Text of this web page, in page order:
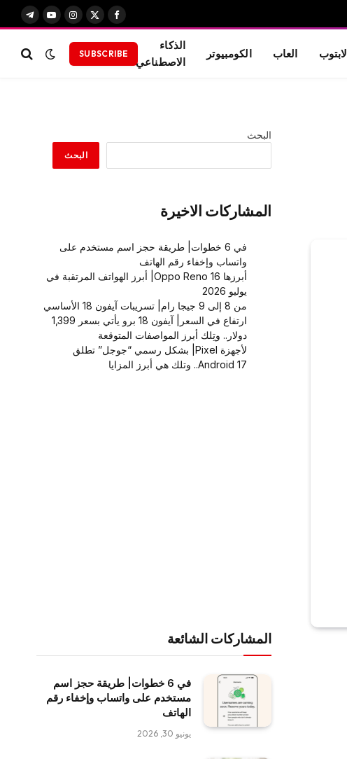
فيسبوك
X
الانستغرام
يوتيوبتيلقرام
لابتوب العاب الكومبيوتر
الذكاء
الاصطناعي
SUBSCRIBE
البحث
البحث
المشاركات الاخيرة
في 6 خطوات| طريقة حجز اسم مستخدم على
واتساب وإخفاء رقم الهاتف
أبرزها Oppo Reno 16| أبرز الهواتف المرتقبة في
يوليو 2026
من 8 إلى 9 جيجا رام| تسريبات آيفون 18 الأساسي
ارتفاع في السعر| آيفون 18 برو يأتي بسعر 1,399
دولار.. وتِلك أبرز المواصفات المتوقعة
لأجهزة Pixel| بشكل رسمي “جوجل” تطلق
Android 17.. وتلك هي أبرز المزايا
المشاركات الشائعة
في 6 خطوات| طريقة حجز اسم
مستخدم على واتساب وإخفاء رقم
الهاتف
يونيو 30, 2026